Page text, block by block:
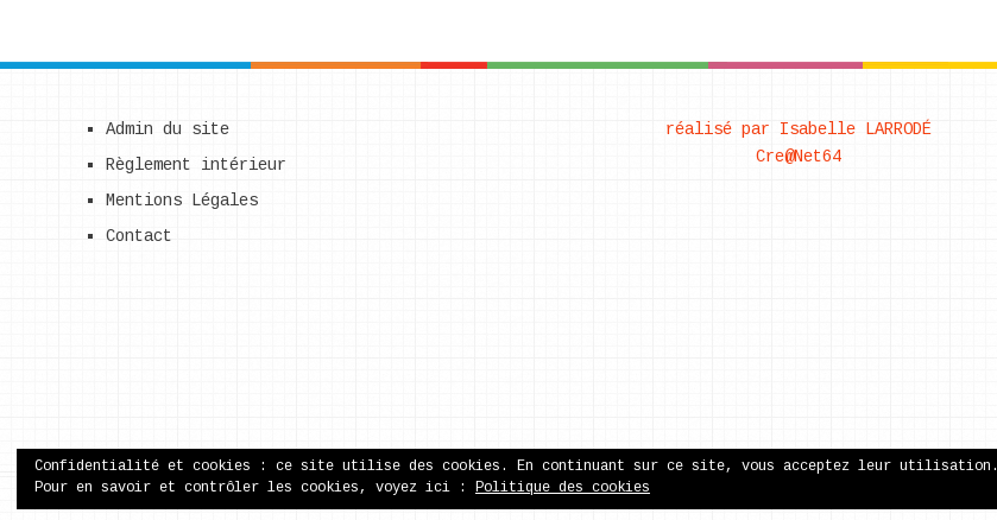
Admin du site
Règlement intérieur
Mentions Légales
Contact
réalisé par Isabelle LARRODÉ
Cre@Net64
Copyright © 2026.
Confidentialité et cookies : ce site utilise des cookies. En continuant sur ce site, vous acceptez leur utilisation.
Pour en savoir et contrôler les cookies, voyez ici : Politique des cookies